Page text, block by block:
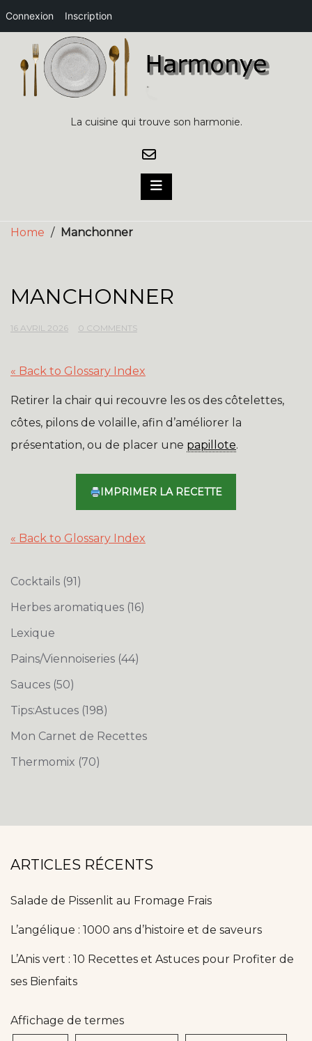
Connexion Inscription
content
La cuisine qui trouve son harmonie.
Home / Manchonner
MANCHONNER
16 AVRIL 2026 0 COMMENTS
« Back to Glossary Index
Retirer la chair qui recouvre les os des côtelettes,
côtes, pilons de volaille, afin d’améliorer la
présentation, ou de placer une papillote.
IMPRIMER LA RECETTE
« Back to Glossary Index
Cocktails (91)
Herbes aromatiques (16)
Lexique
Pains/Viennoiseries (44)
Sauces (50)
Tips:Astuces (198)
Mon Carnet de Recettes
Thermomix (70)
ARTICLES RÉCENTS
Salade de Pissenlit au Fromage Frais
L’angélique : 1000 ans d’histoire et de saveurs
L’Anis vert : 10 Recettes et Astuces pour Profiter de
ses Bienfaits
Affichage de termes